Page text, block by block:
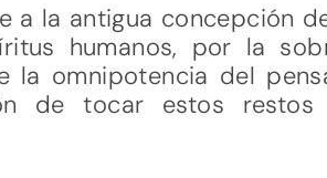
a la antigua concepción
humanos, por la
la omnipotencia del
de tocar estos